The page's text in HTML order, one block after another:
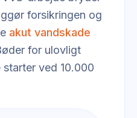
forsikringen og
akut vandskade
for ulovligt
starter ved 10.000